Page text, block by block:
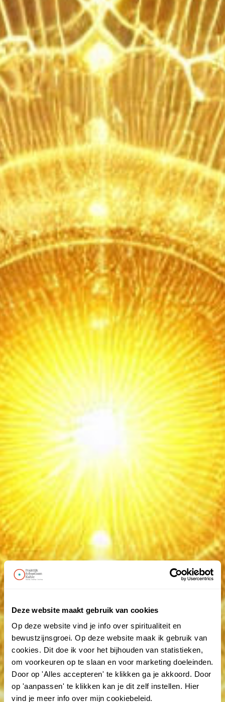
Deze website maakt gebruik van cookies
Op deze website vind je info over spiritualiteit en
bewustzijnsgroei. Op deze website maak ik gebruik van
cookies. Dit doe ik voor het bijhouden van statistieken,
om voorkeuren op te slaan en voor marketing doeleinden.
Door op 'Alles accepteren' te klikken ga je akkoord. Door
op 'aanpassen' te klikken kan je dit zelf instellen. Hier
vind je meer info over mijn cookiebeleid.